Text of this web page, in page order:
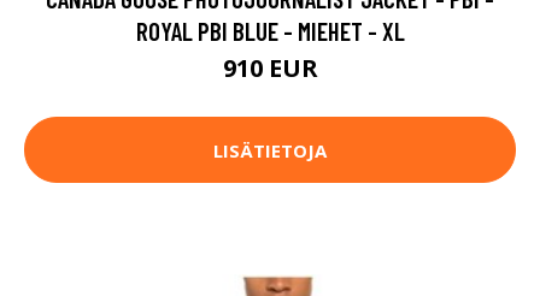
ROYAL PBI BLUE - MIEHET - XL
910 EUR
LISÄTIETOJA